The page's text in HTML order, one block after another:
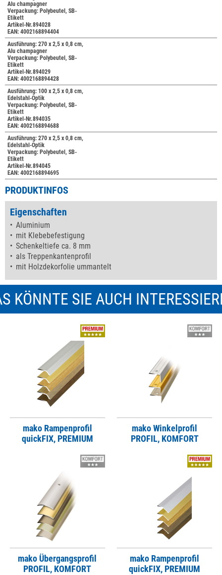
Alu champagner
Verpackung: Polybeutel, SB-
Etikett
Artikel-Nr.894028
EAN: 4002168894404
Ausführung: 270 x 2,5 x 0,8 cm,
Alu champagner
Verpackung: Polybeutel, SB-
Etikett
Artikel-Nr.894029
EAN: 4002168894428
Ausführung: 100 x 2,5 x 0,8 cm,
Edelstahl-Optik
Verpackung: Polybeutel, SB-
Etikett
Artikel-Nr.894035
EAN: 4002168894688
Ausführung: 270 x 2,5 x 0,8 cm,
Edelstahl-Optik
Verpackung: Polybeutel, SB-
Etikett
Artikel-Nr.894045
EAN: 4002168894695
PRODUKTINFOS
Eigenschaften
Aluminium
mit Klebebefestigung
Schenkeltiefe ca. 8 mm
als Treppenkantenprofil
mit Holzdekorfolie ummantelt
KÖNNTE SIE AUCH
mako Rampenprofil
quickFIX, PREMIUM
mako Winkelprofil
PROFIL, KOMFORT
mako Übergangsprofil
PROFIL, KOMFORT
mako Rampenprofil
quickFIX, PREMIUM